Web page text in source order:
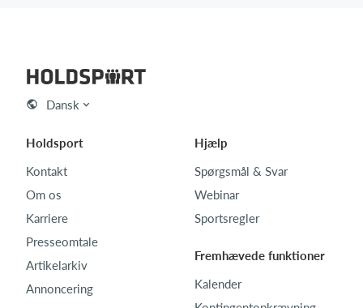
Dansk
Holdsport
Kontakt
Om os
Karriere
Presseomtale
Artikelarkiv
Annoncering
Hjælp
Spørgsmål & Svar
Webinar
Sportsregler
Fremhævede funktioner
Kalender